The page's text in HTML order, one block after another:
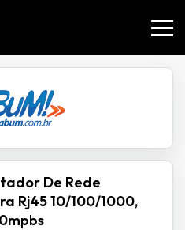
De Rede
Rj45 10/100/1000,